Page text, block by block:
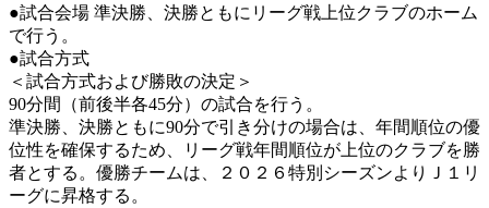
●試合会場 準決勝、決勝ともにリーグ戦上位クラブのホーム
で行う。
●試合方式
＜試合方式および勝敗の決定＞
90分間（前後半各45分）の試合を行う。
準決勝、決勝ともに90分で引き分けの場合は、年間順位の優
位性を確保するため、リーグ戦年間順位が上位のクラブを勝
者とする。優勝チームは、２０２６特別シーズンよりＪ１リ
ーグに昇格する。